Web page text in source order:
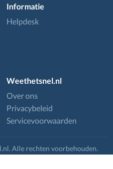
Informatie
Helpdesk
Weethetsnel.nl
Over ons
Privacybeleid
Servicevoorwaarden
Alle rechten voorbehouden.